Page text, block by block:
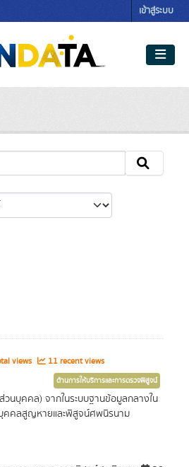
เข้าสู่ระบบ
views 11 recent views
ด้านการให้บริการและการตรวจพิสูจน์
วนบุคคล) จากในระบบฐานข้อมูลกลางใน
คคลสูญหายและพิสูจน์ศพนิรนาม